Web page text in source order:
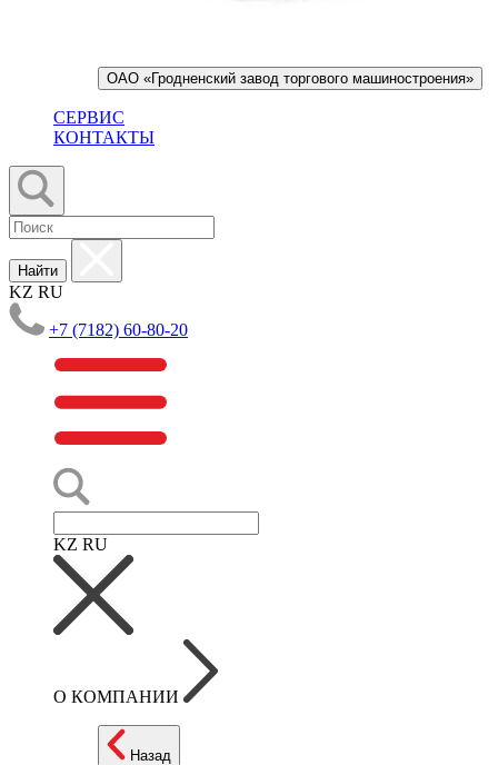
ОАО «Гродненский завод торгового машиностроения»
СЕРВИС
КОНТАКТЫ
Найти
KZ RU
+7 (7182) 60-80-20
KZ RU
О КОМПАНИИ
Назад